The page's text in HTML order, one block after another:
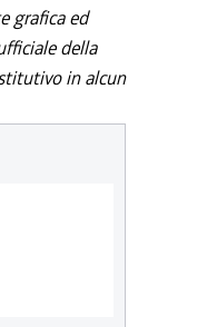
grafica ed
della
in alcun